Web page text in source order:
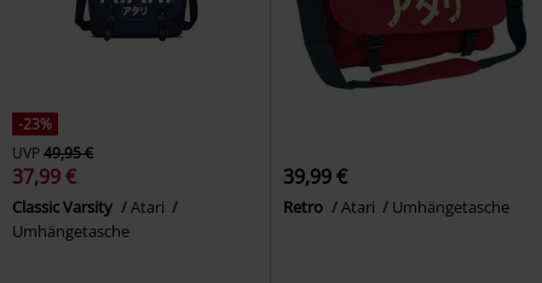
-23%
UVP49,95 €
37,99 €
Classic Varsity
Atari
Umhängetasche
39,99 €
Retro Atari Umhängetasche